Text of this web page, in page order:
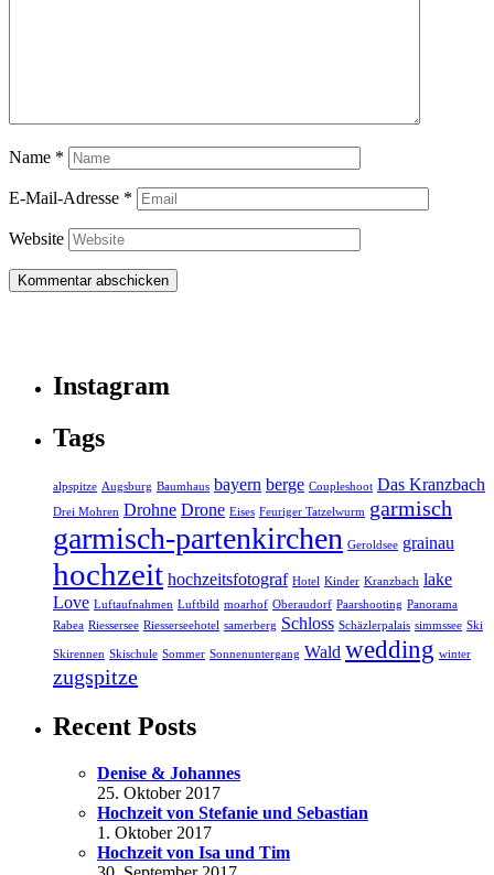
Name *
E-Mail-Adresse *
Website
Instagram
Tags
alpspitze Augsburg Baumhaus bayern berge Coupleshoot Das Kranzbach
Drei Mohren Drohne Drone Eises Feuriger Tatzelwurm garmisch
garmisch-partenkirchen Geroldsee grainau
hochzeit hochzeitsfotograf Hotel Kinder Kranzbach lake
Love Luftaufnahmen Luftbild moarhof Oberaudorf Paarshooting Panorama
Rabea Riessersee Riesserseehotel samerberg Schloss Schäzlerpalais simmssee Ski
Skirennen Skischule Sommer Sonnenuntergang Wald wedding winter
zugspitze
Recent Posts
Denise & Johannes
25. Oktober 2017
Hochzeit von Stefanie und Sebastian
1. Oktober 2017
Hochzeit von Isa und Tim